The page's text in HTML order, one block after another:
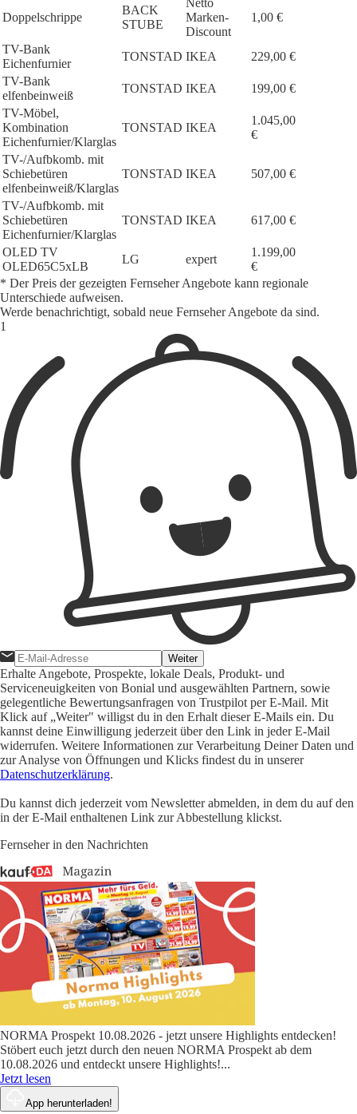
Doppelschrippe
BACK
STUBE
Netto
Marken-
Discount
1,00 €
TV-Bank
Eichenfurnier
TONSTAD IKEA
229,00 €
TV-Bank
elfenbeinweiß
TONSTAD IKEA
199,00 €
TV-Möbel,
Kombination
Eichenfurnier/Klarglas
TONSTAD IKEA
1.045,00
€
TV-/Aufbkomb. mit
Schiebetüren
elfenbeinweiß/Klarglas
TONSTAD IKEA 507,00 €
TV-/Aufbkomb. mit
Schiebetüren
Eichenfurnier/Klarglas
TONSTAD IKEA 617,00 €
OLED TV
OLED65C5xLB
LG expert
1.199,00
€
* Der Preis der gezeigten Fernseher Angebote kann regionale
Unterschiede aufweisen.
Werde benachrichtigt, sobald neue Fernseher Angebote da sind.
Weiter
Erhalte Angebote, Prospekte, lokale Deals, Produkt- und
Serviceneuigkeiten von Bonial und ausgewählten Partnern, sowie
gelegentliche Bewertungsanfragen von Trustpilot per E-Mail. Mit
Klick auf „Weiter" willigst du in den Erhalt dieser E-Mails ein. Du
kannst deine Einwilligung jederzeit über den Link in jeder E-Mail
widerrufen. Weitere Informationen zur Verarbeitung Deiner Daten und
zur Analyse von Öffnungen und Klicks findest du in unserer
Datenschutzerklärung.
Du kannst dich jederzeit vom Newsletter abmelden, in dem du auf den
in der E-Mail enthaltenen Link zur Abbestellung klickst.
Fernseher in den Nachrichten
NORMA Prospekt 10.08.2026 - jetzt unsere Highlights entdecken!
Stöbert euch jetzt durch den neuen NORMA Prospekt ab dem
10.08.2026 und entdeckt unsere Highlights!...
Jetzt lesen
App herunterladen!